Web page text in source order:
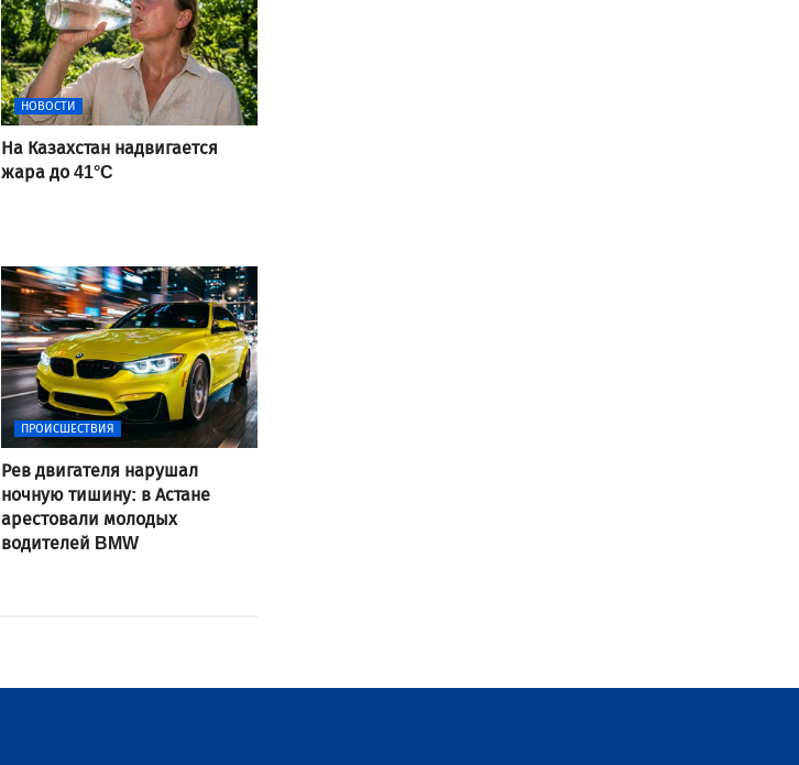
НОВОСТИ
На Казахстан надвигается
жара до 41°C
ПРОИСШЕСТВИЯ
Рев двигателя нарушал
ночную тишину: в Астане
арестовали молодых
водителей BMW